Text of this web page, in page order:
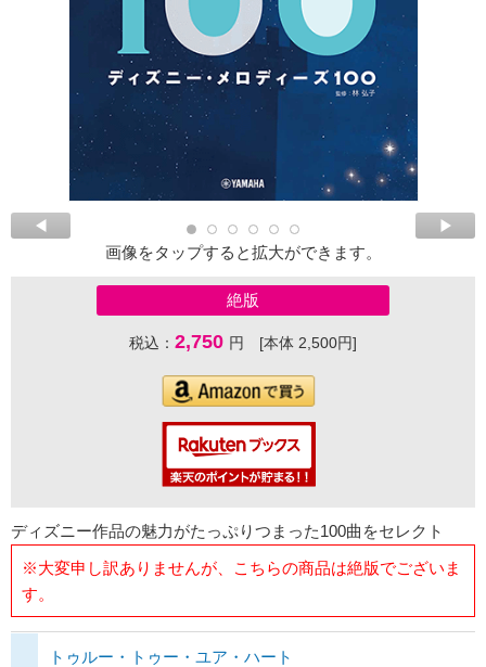
画像をタップすると拡大ができます。
絶版
税込： 2,750 円 [本体 2,500円]
ディズニー作品の魅力がたっぷりつまった100曲をセレクト
※大変申し訳ありませんが、こちらの商品は絶版でございま
す。
トゥルー・トゥー・ユア・ハート